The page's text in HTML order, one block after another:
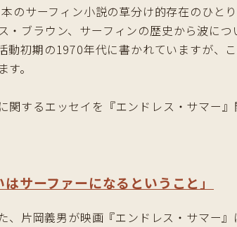
のサーフィン小説の草分け的存在のひと
・ブラウン、サーフィンの歴史から波に
動初期の1970年代に書かれていますが、
。
関するエッセイを『エンドレス・サマー
サーファーになるということ」
片岡義男が映画『エンドレス・サマー